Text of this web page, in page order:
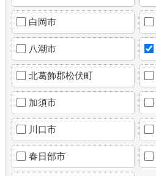
白岡市
八潮市
北葛飾郡松伏町
加須市
川口市
春日部市